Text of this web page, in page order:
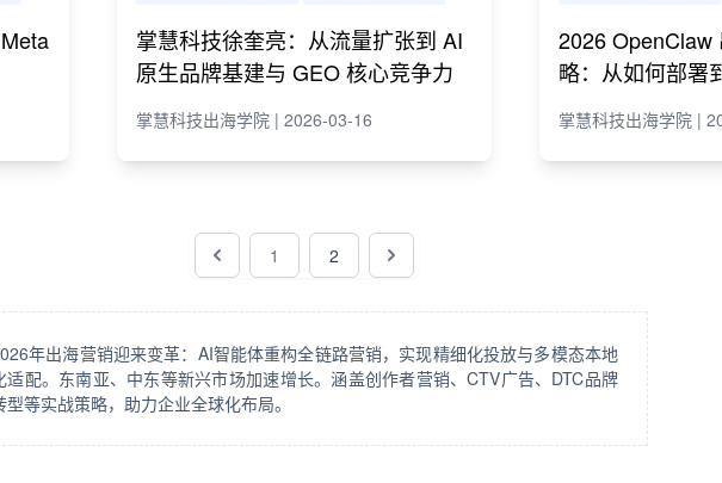
掌慧科技徐奎亮：从流量扩张到 AI
原生品牌基建与 GEO 核心竞争力
掌慧科技出海学院 | 2026-03-16
2026 OpenClaw
略：从如何部署
掌慧科技出海学院 |
1 2
年出海营销迎来变革：AI智能体重构全链路营销，实现精细化投放与多模态本地
适配。东南亚、中东等新兴市场加速增长。涵盖创作者营销、CTV广告、DTC品牌
型等实战策略，助力企业全球化布局。